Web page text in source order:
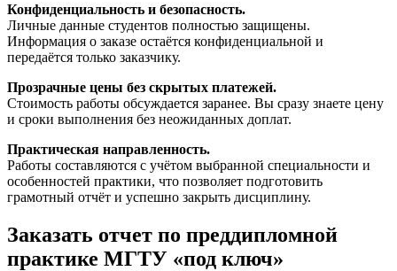
Конфиденциальность и безопасность.
Личные данные студентов полностью защищены.
Информация о заказе остаётся конфиденциальной и
передаётся только заказчику.
Прозрачные цены без скрытых платежей.
Стоимость работы обсуждается заранее. Вы сразу знаете цену
и сроки выполнения без неожиданных доплат.
Практическая направленность.
Работы составляются с учётом выбранной специальности и
особенностей практики, что позволяет подготовить
грамотный отчёт и успешно закрыть дисциплину.
Заказать отчет по преддипломной
практике МГТУ «под ключ»